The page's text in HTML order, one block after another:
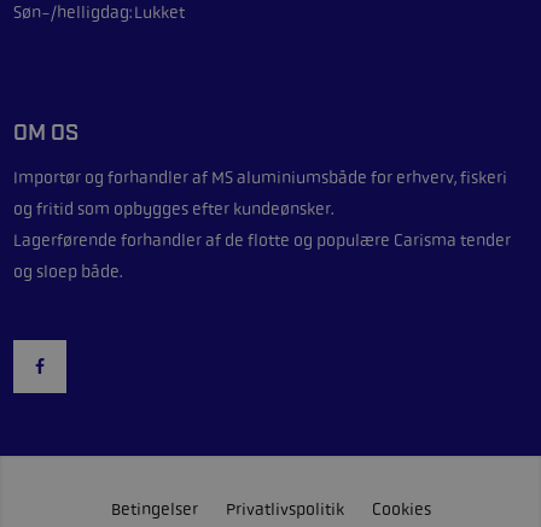
Søn-/helligdag:Lukket
OM OS
Importør og forhandler af MS aluminiumsbåde for erhverv, fiskeri
og fritid som opbygges efter kundeønsker.
Lagerførende forhandler af de flotte og populære Carisma tender
og sloep både.
Betingelser Privatlivspolitik Cookies